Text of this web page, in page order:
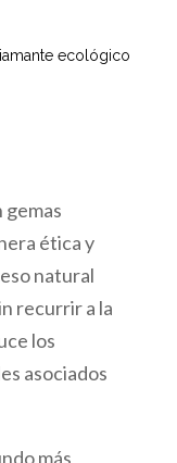
gemas
ética y
natural
recurrir a la
los
asociados
más